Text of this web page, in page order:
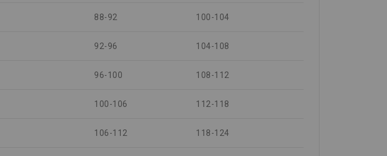
88-92 100-104
92-96 104-108
96-100 108-112
100-106 112-118
106-112 118-124